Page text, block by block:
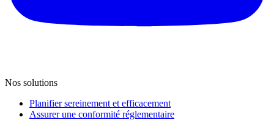
Nos solutions
Planifier sereinement et efficacement
Assurer une conformité réglementaire